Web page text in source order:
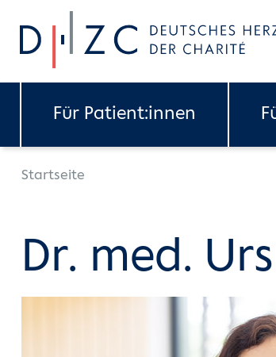
Skip to main content
Für Patient:innen
You are here:
Startseite
Dr. med.